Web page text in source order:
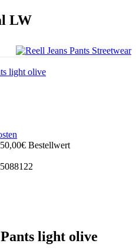
LW
Bestellwert
light olive